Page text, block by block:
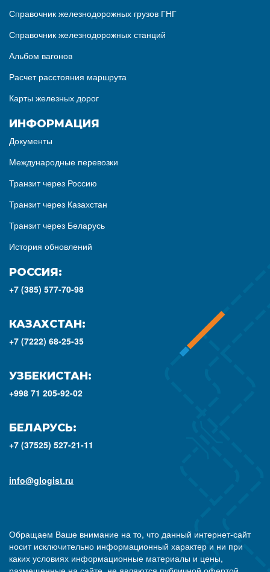
Справочник железнодорожных грузов ГНГ
Справочник железнодорожных станций
Альбом вагонов
Расчет расстояния маршрута
Карты железных дорог
ИНФОРМАЦИЯ
Документы
Международные перевозки
Транзит через Россию
Транзит через Казахстан
Транзит через Беларусь
История обновлений
РОССИЯ:
+7 (385) 577-70-98
КАЗАХСТАН:
+7 (7222) 68-25-35
УЗБЕКИСТАН:
+998 71 205-92-02
БЕЛАРУСЬ:
+7 (37525) 527-21-11
info@glogist.ru
Обращаем Ваше внимание на то, что данный интернет-сайт
носит исключительно информационный характер и ни при
каких условиях информационные материалы и цены,